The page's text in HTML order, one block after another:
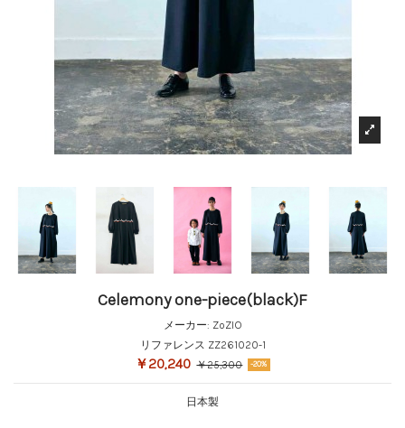
Celemony one-piece(black)F
メーカー: ZoZIO
リファレンス ZZ261020-1
￥20,240 ￥25,300 -20%
日本製